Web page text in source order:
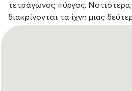
τετράγωνος πύργος.
διακρίνονται τα ίχνη μιας